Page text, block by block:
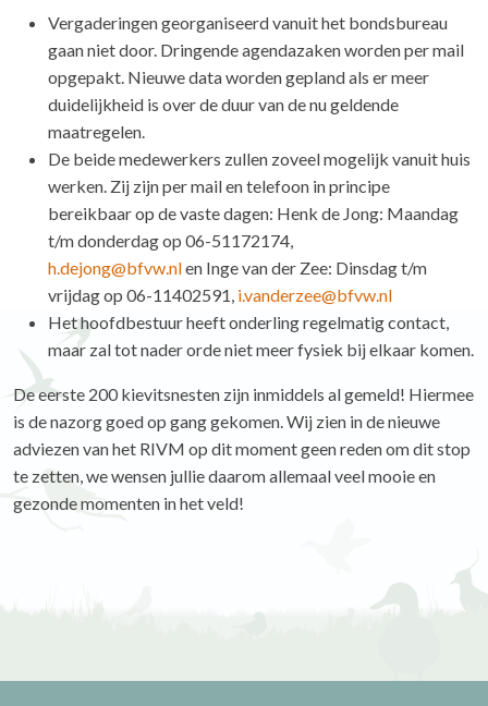
Vergaderingen georganiseerd vanuit het bondsbureau
gaan niet door. Dringende agendazaken worden per mail
opgepakt. Nieuwe data worden gepland als er meer
duidelijkheid is over de duur van de nu geldende
maatregelen.
De beide medewerkers zullen zoveel mogelijk vanuit huis
werken. Zij zijn per mail en telefoon in principe
bereikbaar op de vaste dagen: Henk de Jong: Maandag
t/m donderdag op 06-51172174,
h.dejong@bfvw.nlen Inge van der Zee: Dinsdag t/m
vrijdag op 06-11402591, i.vanderzee@bfvw.nl
Het hoofdbestuur heeft onderling regelmatig contact,
maar zal tot nader orde niet meer fysiek bij elkaar komen.
De eerste 200 kievitsnesten zijn inmiddels al gemeld! Hiermee
is de nazorg goed op gang gekomen. Wij zien in de nieuwe
adviezen van het RIVM op dit moment geen reden om dit stop
te zetten, we wensen jullie daarom allemaal veel mooie en
gezonde momenten in het veld!